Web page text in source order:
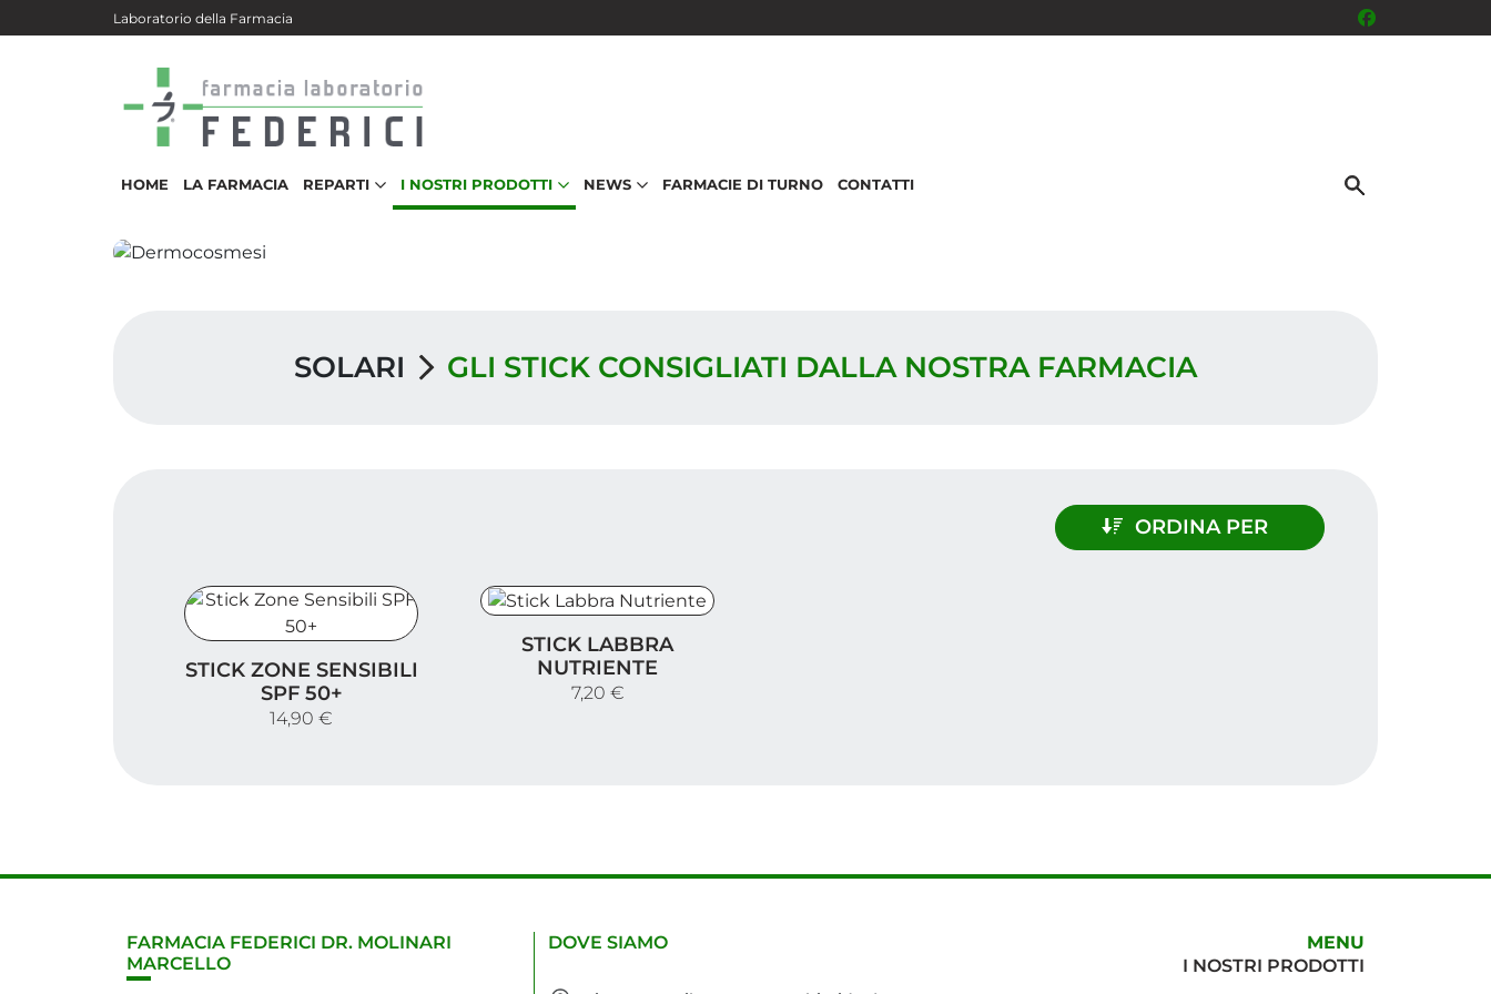
Salta al contenuto principale
Laboratorio della Farmacia
HOME LA FARMACIA REPARTI I NOSTRI PRODOTTI NEWS FARMACIE DI TURNO CONTATTI
SOLARI GLI STICK CONSIGLIATI DALLA NOSTRA FARMACIA
ORDINA PER
STICK ZONE SENSIBILI
SPF 50+
14,90 €
STICK LABBRA
NUTRIENTE
7,20 €
FARMACIA FEDERICI DR. MOLINARI
MARCELLO
DOVE SIAMO
MENU
I NOSTRI PRODOTTI